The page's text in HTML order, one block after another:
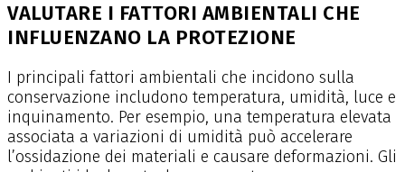
VALUTARE I FATTORI AMBIENTALI CHE
INFLUENZANO LA PROTEZIONE
I principali fattori ambientali che incidono sulla
conservazione includono temperatura, umidità, luce e
inquinamento. Per esempio, una temperatura elevata
associata a variazioni di umidità può accelerare
l’ossidazione dei materiali e causare deformazioni. Gli